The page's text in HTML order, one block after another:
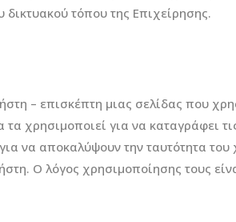
τόπου της Επιχείρησης.
– επισκέπτη μιας σελίδας που
χρησιμοποιεί για να καταγράφει
να αποκαλύψουν την ταυτότητα
Ο λόγος χρησιμοποίησης τους